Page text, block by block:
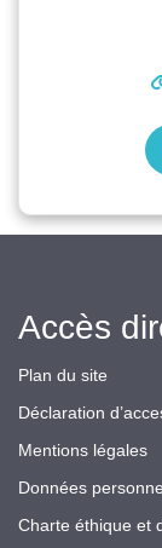
Accès
Plan du site
Déclaration
Mentions légales
Données
Charte éthique et